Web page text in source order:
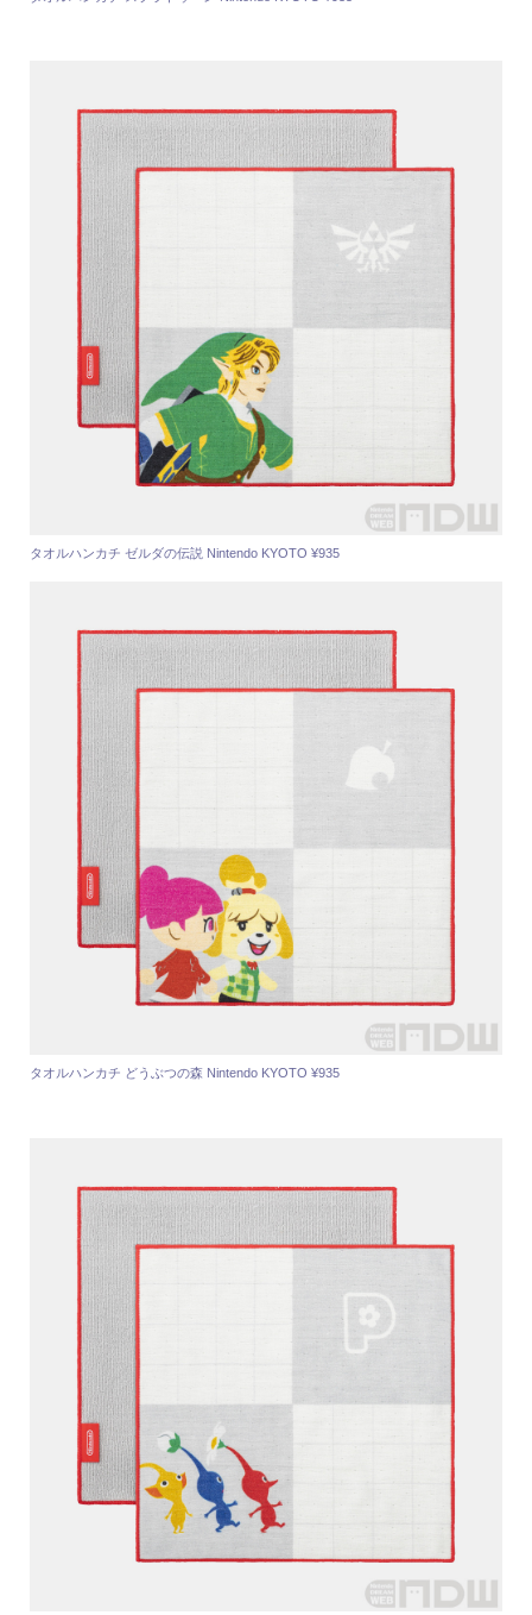
タオルハンカチ ゼルダの伝説 Nintendo KYOTO ¥935
タオルハンカチ どうぶつの森 Nintendo KYOTO ¥935